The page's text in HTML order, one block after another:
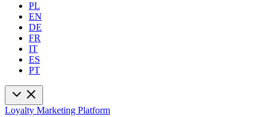
PL
EN
DE
FR
IT
ES
PT
Loyalty Marketing Platform